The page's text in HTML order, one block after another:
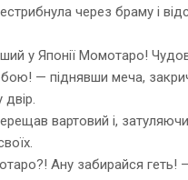
через браму і
у Японії Момотаро!
бою! — піднявши меча,
двір.
вартовий і,
Ану забирайся геть!